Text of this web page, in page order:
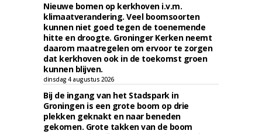
Nieuwe bomen op kerkhoven i.v.m.
klimaatverandering. Veel boomsoorten
kunnen niet goed tegen de toenemende
hitte en droogte. Groninger Kerken neemt
daarom maatregelen om ervoor te zorgen
dat kerkhoven ook in de toekomst groen
kunnen blijven.
dinsdag 4 augustus 2026
Bij de ingang van het Stadspark in
Groningen is een grote boom op drie
plekken geknakt en naar beneden
gekomen. Grote takken van de boom